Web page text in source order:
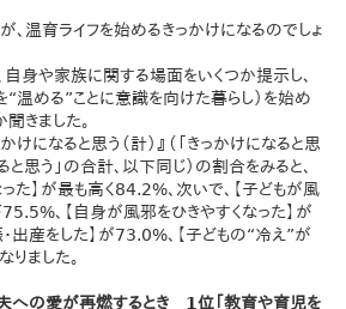
、温育ライフを始めるきっかけになるのでしょ
身や家族に関する場面をいくつか提示し、
“温める”ことに意識を向けた暮らし）を始め
きました。
けになると思う（計）』（「きっかけになると思
と思う」の合計、以下同じ）の割合をみると、
た】が最も高く84.2%、次いで、【子どもが風
、【自身が風邪をひきやすくなった】が
出産をした】が73.0%、【子どもの“冷え”が
ました。
への愛が再燃するとき 1位「教育や育児を